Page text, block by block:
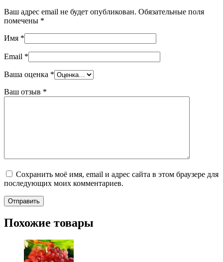
Ваш адрес email не будет опубликован. Обязательные поля
помечены *
Имя *
Email *
Ваша оценка *
Ваш отзыв *
Сохранить моё имя, email и адрес сайта в этом браузере для
последующих моих комментариев.
Похожие товары